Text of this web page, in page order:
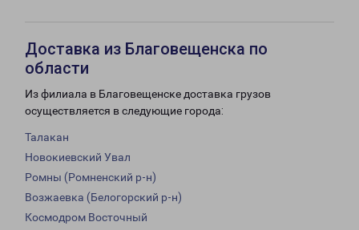
Доставка из Благовещенска по
области
Из филиала в Благовещенске доставка грузов
осуществляется в следующие города:
Талакан
Новокиевский Увал
Ромны (Ромненский р-н)
Возжаевка (Белогорский р-н)
Космодром Восточный